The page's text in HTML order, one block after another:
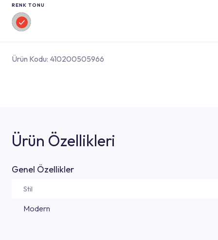
RENK TONU
Ürün Kodu: 410200505966
Ürün Özellikleri
Genel Özellikler
Stil
Modern